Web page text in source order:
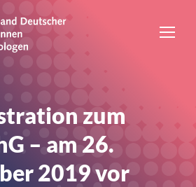
zum
– am 26.
2019 vor